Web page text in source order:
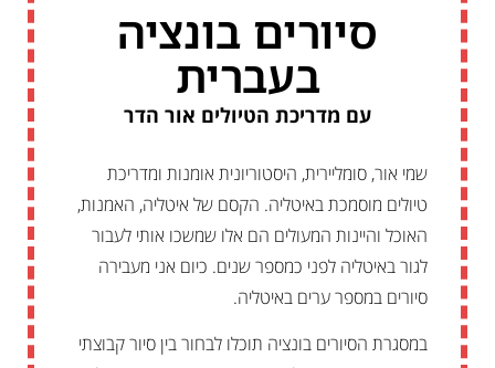
סיורים בונציה
בעברית
עם מדריכת הטיולים אור הדר
שמי אור, סומליירית, היסטוריונית אומנות ומדריכת
טיולים מוסמכת באיטליה. הקסם של איטליה, האמנות,
האוכל והיינות המעולים הם אלו שמשכו אותי לעבור
לגור באיטליה לפני כמספר שנים. כיום אני מעבירה
סיורים במספר ערים באיטליה.
במסגרת הסיורים בונציה תוכלו לבחור בין סיור קבוצתי